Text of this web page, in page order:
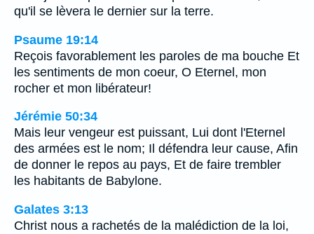
qu'il se lèvera le dernier sur la terre.
Psaume 19:14
Reçois favorablement les paroles de ma bouche Et
les sentiments de mon coeur, O Eternel, mon
rocher et mon libérateur!
Jérémie 50:34
Mais leur vengeur est puissant, Lui dont l'Eternel
des armées est le nom; Il défendra leur cause, Afin
de donner le repos au pays, Et de faire trembler
les habitants de Babylone.
Galates 3:13
Christ nous a rachetés de la malédiction de la loi,